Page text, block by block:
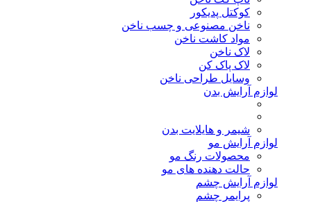
کوکتل پدیکور
ناخن مصنوعی و چسب ناخن
مواد کاشت ناخن
لاک ناخن
لاک پاک کن
وسایل طراحی ناخن
لوازم آرایش بدن
شیمر و هایلایت بدن
لوازم آرایش مو
محصولات رنگ مو
حالت دهنده های مو
لوازم آرایش چشم
پرایمر چشم